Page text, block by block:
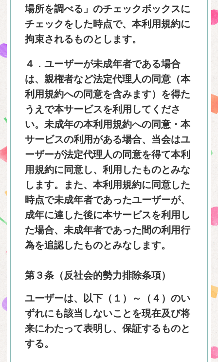
場所を調べる」のチェックボックスに
チェックをした時点で、本利用規約に
拘束されるものとします。
４．ユーザーが未成年者である場合
は、親権者など法定代理人の同意（本
利用規約への同意を含みます）を得た
うえで本サービスを利用してくださ
い。未成年の本利用規約への同意・本
サービスの利用がある場合、当会はユ
ーザーが法定代理人の同意を得て本利
用規約に同意し、利用したものとみな
します。また、本利用規約に同意した
時点で未成年者であったユーザーが、
成年に達した後に本サービスを利用し
た場合、未成年者であった間の利用行
為を追認したものとみなします。
第３条（反社会的勢力排除条項）
ユーザーは、以下（１）～（４）のい
ずれにも該当しないことを現在及び将
来にわたって表明し、保証するものと
する。